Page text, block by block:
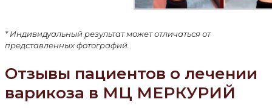
* Индивидуальный результат может отличаться от
представленных фотографий.
Отзывы пациентов о лечении
варикоза в МЦ МЕРКУРИЙ